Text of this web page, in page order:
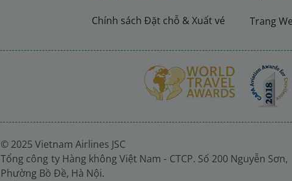
Chính sách Đặt chỗ & Xuất vé Trang
© 2025 Vietnam Airlines JSC
Tổng công ty Hàng không Việt Nam - CTCP. Số 200 Nguyễn Sơn,
Phường Bồ Đề, Hà Nội.